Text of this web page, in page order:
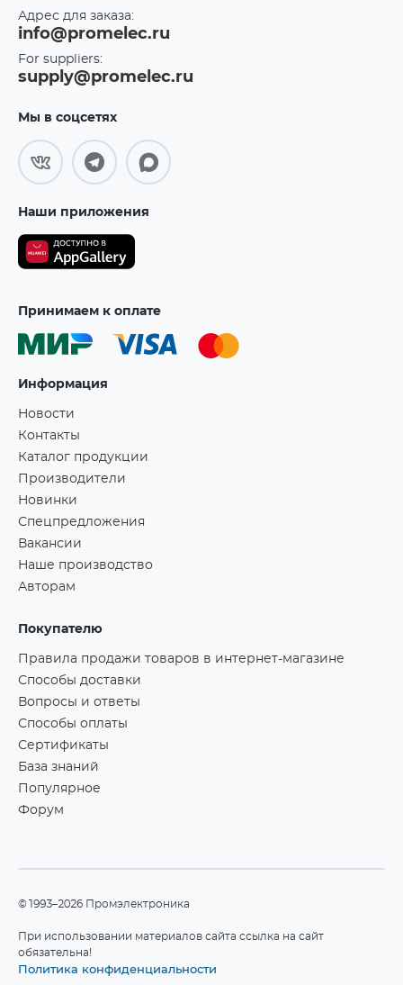
Адрес для заказа:
info@promelec.ru
For suppliers:
supply@promelec.ru
Мы в соцсетях
Наши приложения
Принимаем к оплате
Информация
Новости
Контакты
Каталог продукции
Производители
Новинки
Спецпредложения
Вакансии
Наше производство
Авторам
Покупателю
Правила продажи товаров в интернет-магазине
Способы доставки
Вопросы и ответы
Способы оплаты
Сертификаты
База знаний
Популярное
Форум
©1993–2026 Промэлектроника
При использовании материалов сайта ссылка на сайт
обязательна!
Политика конфиденциальности